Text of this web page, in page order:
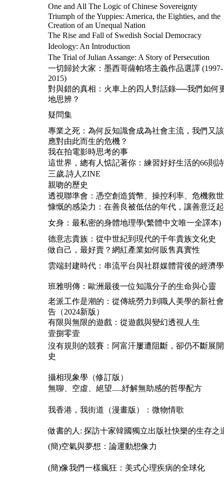
One and All The Logic of Chinese Sovereignty
Triumph of the Yuppies: America, the Eighties, and the
Creation of an Unequal Nation
The Rise and Fall of Swedish Social Democracy
Ideology: An Introduction
The Trial of Julian Assange: A Story of Persecution
一切歸於大家：墨西哥薩帕塔主義作品選譯 (1997-
2015)
對與錯的真相：火車上的四人對話錄──我們如何
地思辨？
疑問集
專業之死：為何反知識會成為社會主流，我們又
應對由此而生的危機？
我在拍電影時思考的事
這世界，總有人惦記著你：練習好好生活的66則
三歲.詩人ZINE
親吻的歷史
透視聯準會：憑空創造貨幣、操控利率、危機救
慷慨的感染力：在善良被低估的年代，讓善意泛
女身：最私密的身體地理學(繁體中文唯一全譯本)
德意志貴族：從中世紀到現代的千年貴族文化史
做自己，最好賣？網紅產業如何販售真實性
雲端封建時代：串流平台與社群媒體背後的經濟學
班雅明傳：歐洲最後一位知識分子的生命與心靈
老派工作是潮的：從傳統勞力到職人美學的新社
告（2024新版）
有限與無限的遊戲：從遊戲與變幻透視人生
壹捌零壹
沒有規則的競賽：阿富汗屢遭阻斷，卻仍不斷展
史
攝相現象學（修訂版）
無聊、空虛、絕望.....紓解無助感的哲學配方
我香港，我街道（漫畫版）：微物情歌
做書的人: 探訪十家韓國獨立出版社快樂的生存之
(簡)空氣與夢想：論運動想像力
(簡)像我們一樣瘋狂：美式心理疾病的全球化